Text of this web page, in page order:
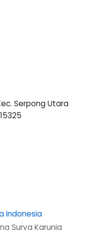
Serpong Utara
Surya Karunia
Indonesia